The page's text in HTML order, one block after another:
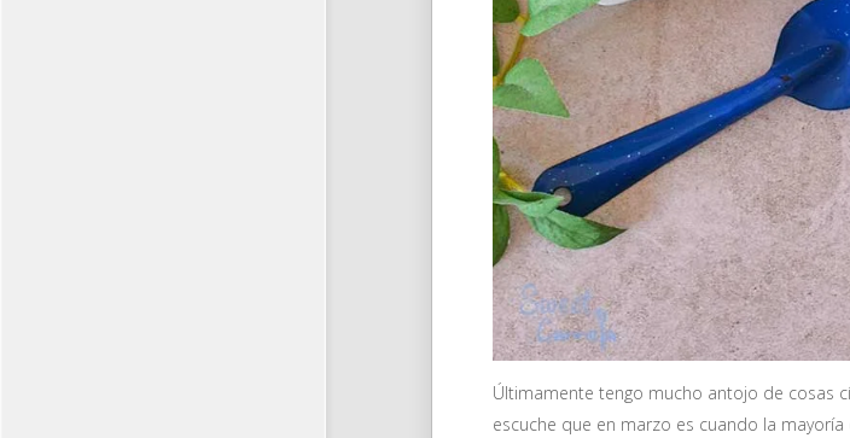
Últimamente tengo mucho antojo de cosas
escuche que en marzo es cuando la